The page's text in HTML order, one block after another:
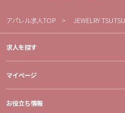
アパレル求人TOP JEWELRY
求人を探す
マイページ
お役立ち情報